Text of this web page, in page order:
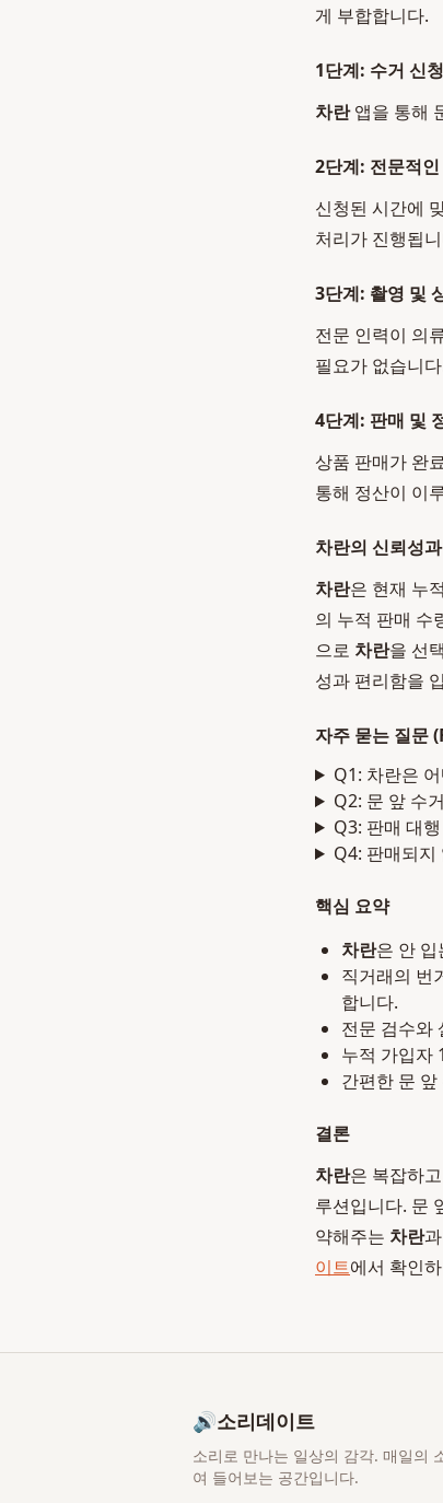
게 부합합니다.
1단계: 수거 신
차란앱을 통해
2단계: 전문적
신청된 시간에
처리가 진행됩
3단계: 촬영 및
전문 인력이 의
필요가 없습니
4단계: 판매 및
상품 판매가 완
통해 정산이 이
차란의 신뢰성
차란은 현재 누
의 누적 판매 수
으로 차란을 선
성과 편리함을
자주 묻는 질문
Q1: 차란은
Q2: 문 앞 수
Q3: 판매 대
Q4: 판매되지
핵심 요약
차란은 안 입
직거래의 번
합니다.
전문 검수와
누적 가입자
간편한 문
결론
차란은 복잡하
루션입니다. 문
약해주는 차란
이트에서 확인
🔊소리데이트
소리로 만나는 일상의 감각. 매일의
여 들어보는 공간입니다.